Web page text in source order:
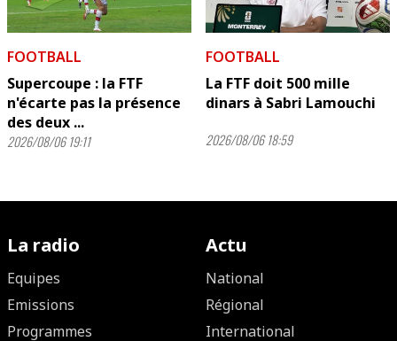
FOOTBALL
Supercoupe : la FTF
n'écarte pas la présence
des deux ...
2026/08/06 19:11
FOOTBALL
La FTF doit 500 mille
dinars à Sabri Lamouchi
2026/08/06 18:59
La radio
Equipes
Emissions
Programmes
Actu
National
Régional
International